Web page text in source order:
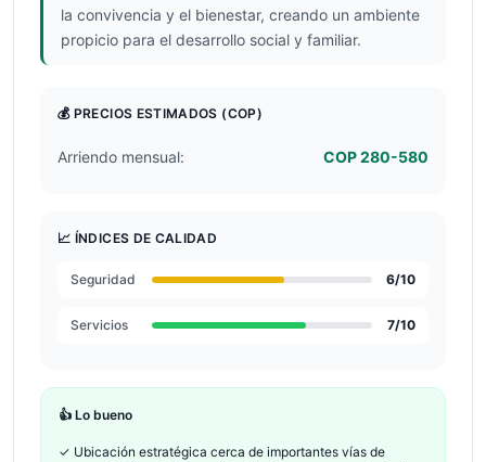
la convivencia y el bienestar, creando un ambiente
propicio para el desarrollo social y familiar.
💰 PRECIOS ESTIMADOS (COP)
Arriendo mensual: COP 280-580
📈 ÍNDICES DE CALIDAD
Seguridad 6/10
Servicios 7/10
👍 Lo bueno
✓ Ubicación estratégica cerca de importantes vías de